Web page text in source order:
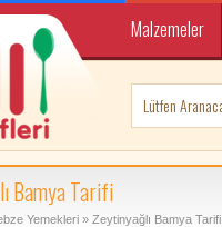
Malzemeler
Bamya Tarifi
Yemekleri » Zeytinyağlı Bamya Tarifi